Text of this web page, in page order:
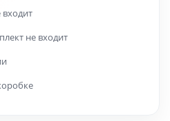
не входит